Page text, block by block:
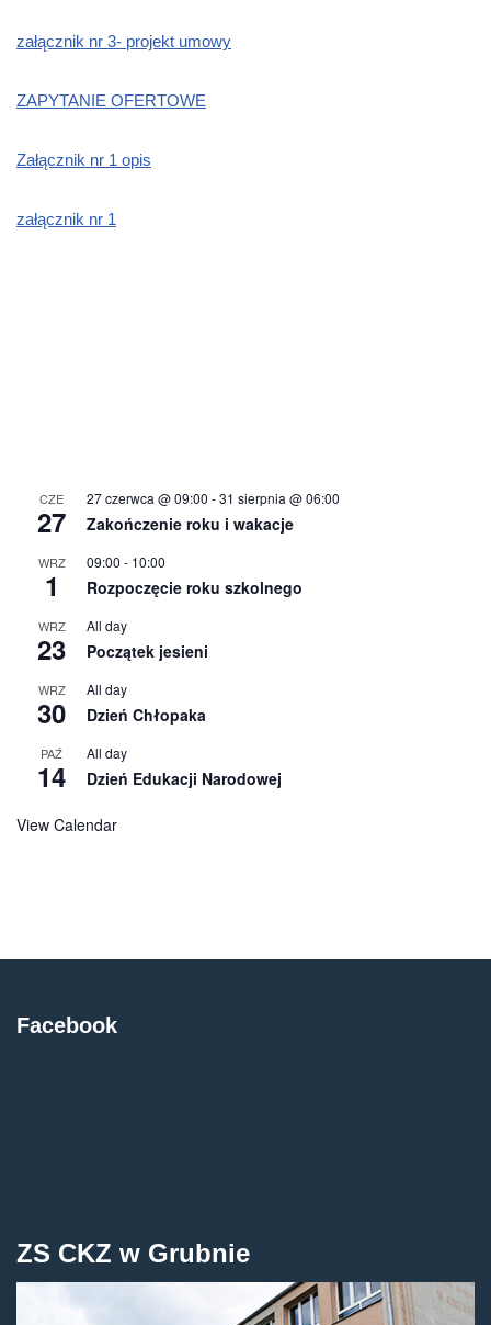
załącznik nr 3- projekt umowy
ZAPYTANIE OFERTOWE
Załącznik nr 1 opis
załącznik nr 1
CZE
27
27 czerwca @ 09:00 -31 sierpnia @ 06:00
Zakończenie roku i wakacje
WRZ
1
09:00 - 10:00
Rozpoczęcie roku szkolnego
WRZ
23
All day
Początek jesieni
WRZ
30
All day
Dzień Chłopaka
PAŹ
14
All day
Dzień Edukacji Narodowej
View Calendar
Facebook
ZS CKZ w Grubnie